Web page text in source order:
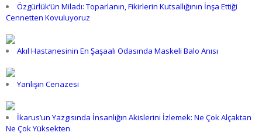
Özgürlük’ün Miladı: Toparlanın, Fikirlerin Kutsallığının İnşa Ettiği
Cennetten Kovuluyoruz
Akıl Hastanesinin En Şaşaalı Odasında Maskeli Balo Anısı
Yanlışın Cenazesi
İkarus’un Yazgısında İnsanlığın Akislerini İzlemek: Ne Çok Alçaktan
Ne Çok Yüksekten